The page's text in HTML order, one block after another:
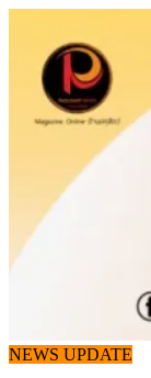
content
NEWS UPDATE